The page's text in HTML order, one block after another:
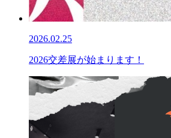
2026.02.25
2026交差展が始まります！